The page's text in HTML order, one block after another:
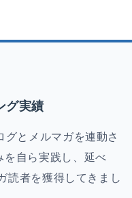
グ実績
とメルマガを連動さ
自ら実践し、延べ
読者を獲得してきまし